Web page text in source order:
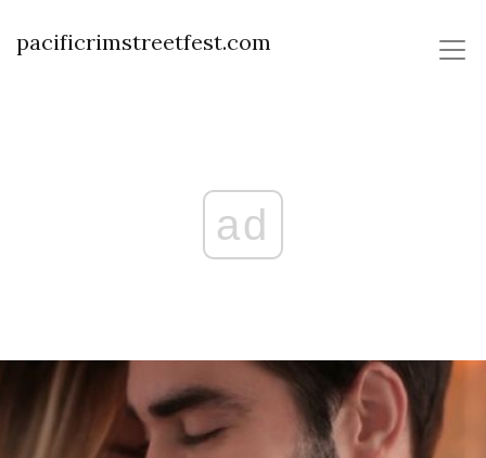
pacificrimstreetfest.com
ad